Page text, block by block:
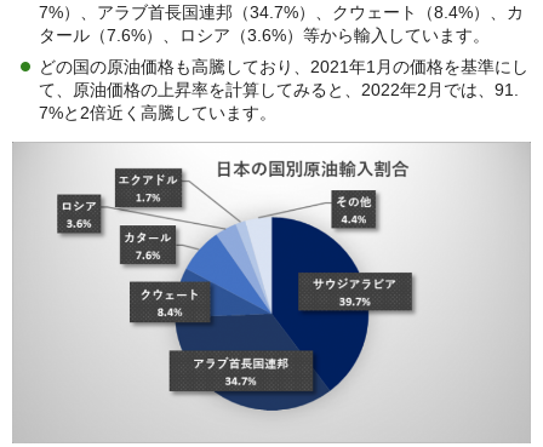
7%）、アラブ首長国連邦（34.7%）、クウェート（8.4%）、カ
タール（7.6%）、ロシア（3.6%）等から輸入しています。
どの国の原油価格も高騰しており、2021年1月の価格を基準にし
て、原油価格の上昇率を計算してみると、2022年2月では、91.
7%と2倍近く高騰しています。